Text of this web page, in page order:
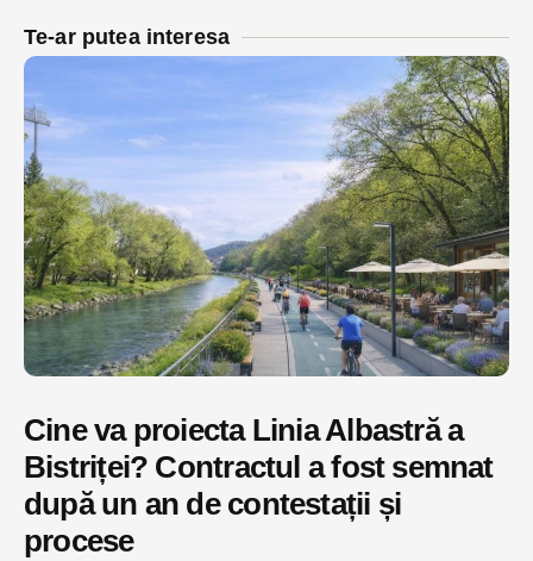
Te-ar putea interesa
Cine va proiecta Linia Albastră a
Bistriței? Contractul a fost semnat
după un an de contestații și
procese